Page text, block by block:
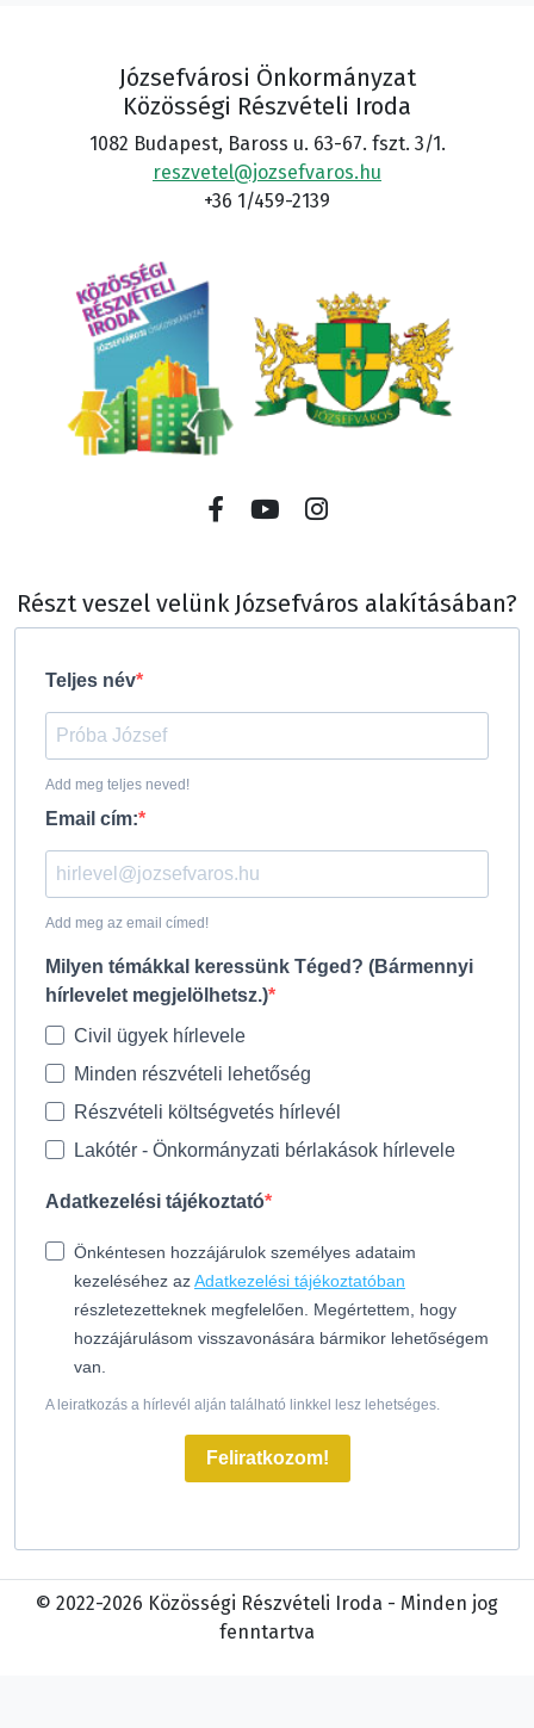
Józsefvárosi Önkormányzat
Közösségi Részvételi Iroda
1082 Budapest, Baross u. 63-67. fszt. 3/1.
reszvetel@jozsefvaros.hu
+36 1/459-2139
Részt veszel velünk Józsefváros alakításában?
Teljes név
Add meg teljes neved!
Email cím:
Add meg az email címed!
Milyen témákkal keressünk Téged? (Bármennyi
hírlevelet megjelölhetsz.)
Civil ügyek hírlevele
Minden részvételi lehetőség
Részvételi költségvetés hírlevél
Lakótér - Önkormányzati bérlakások hírlevele
Adatkezelési tájékoztató
Önkéntesen hozzájárulok személyes adataim
kezeléséhez azAdatkezelési tájékoztatóban
részletezetteknek megfelelően. Megértettem, hogy
hozzájárulásom visszavonására bármikor lehetőségem
van.
A leiratkozás a hírlevél alján található linkkel lesz lehetséges.
Feliratkozom!
© 2022-2026 Közösségi Részvételi Iroda - Minden jog
fenntartva